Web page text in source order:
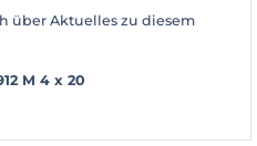
über Aktuelles zu diesem
M 4 x 20